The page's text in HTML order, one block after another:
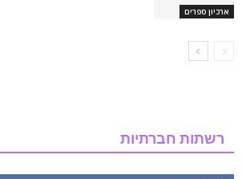
ארכיון ספרים
רשתות חברתיות